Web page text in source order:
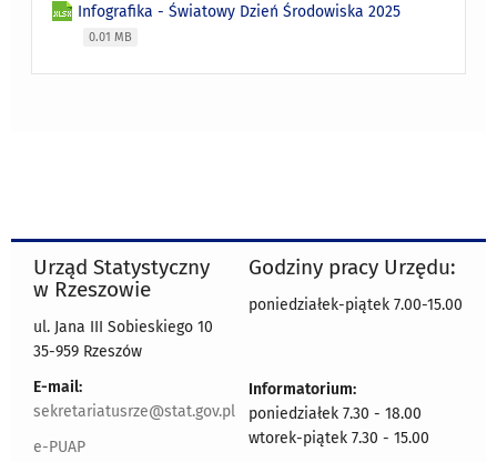
Infografika - Światowy Dzień Środowiska 2025
0.01 MB
Urząd Statystyczny
w Rzeszowie
ul. Jana III Sobieskiego 10
35-959 Rzeszów
E-mail:
sekretariatusrze@stat.gov.pl
e-PUAP
Godziny pracy Urzędu:
poniedziałek-piątek 7.00-15.00
Informatorium:
poniedziałek 7.30 - 18.00
wtorek-piątek 7.30 - 15.00